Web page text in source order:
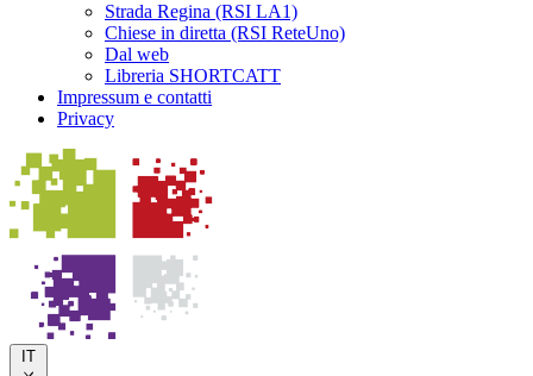
Strada Regina (RSI LA1)
Chiese in diretta (RSI ReteUno)
Dal web
Libreria SHORTCATT
Impressum e contatti
Privacy
IT